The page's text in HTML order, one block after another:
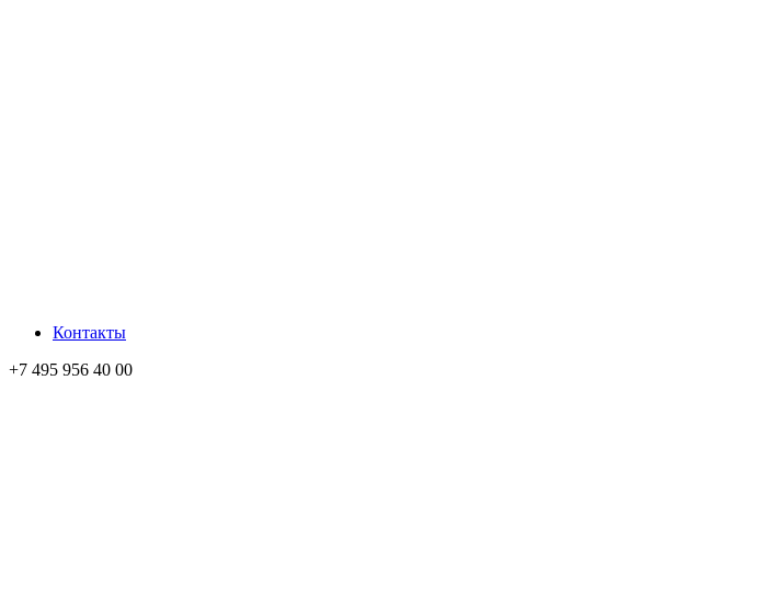
Контакты
+7 495 956 40 00